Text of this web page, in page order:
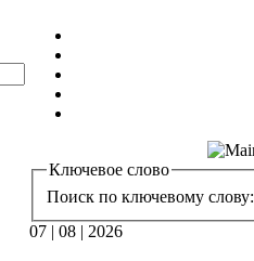
Ключевое слово
Поиск по ключевому слову:
07 | 08 | 2026